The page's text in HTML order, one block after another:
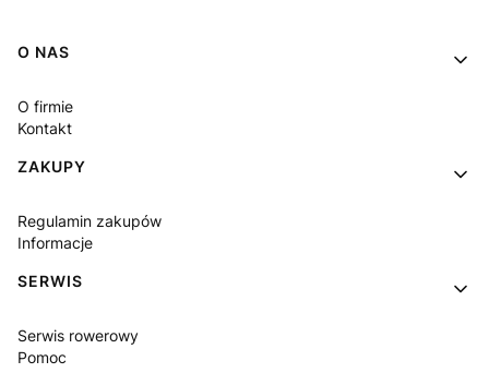
Linki w stopce
O NAS
O firmie
Kontakt
ZAKUPY
Regulamin zakupów
Informacje
SERWIS
Serwis rowerowy
Pomoc